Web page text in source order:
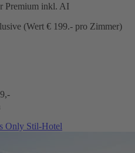
Premium inkl. AI
(Wert € 199.- pro Zimmer)
Only Stil-Hotel